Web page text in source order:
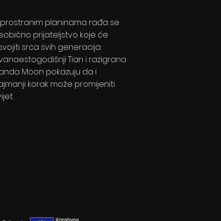
prostranim planinama rađa se
prijateljstvo koje će
srca svih generacija:
Tian i razigrana
Moon pokazuju da i
korak može promijeniti